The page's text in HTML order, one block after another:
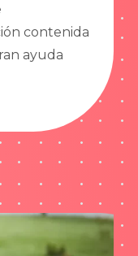
contenida
ayuda